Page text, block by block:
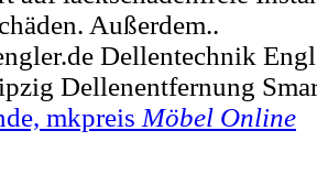
Außerdem..
Dellentechnik
Dellenentfernung
mkpreis Möbel Online